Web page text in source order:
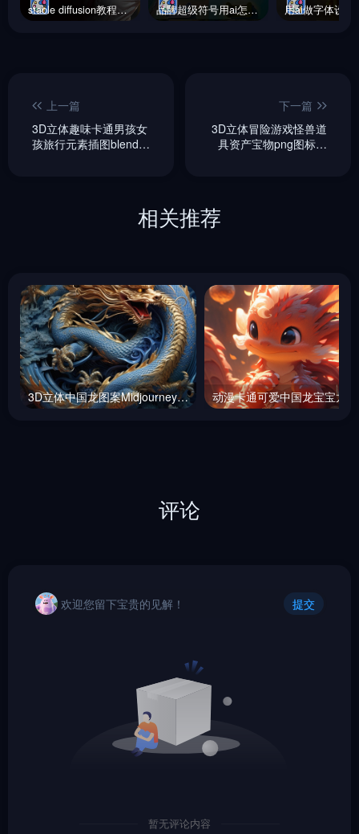
stable diffusion教程｜换衣｜换模特｜换动作｜换装｜手把手教学 品牌超级符号用ai怎么做？stable diffusion简易教学来了
上一篇
3D立体趣味卡通男孩女
孩旅行元素插图blender
下一篇
3D立体冒险游戏怪兽道
具资产宝物png图标插
相关推荐
3D立体中国龙图案Midjourney咒语
评论
欢迎您留下宝贵的见解！ 提交
暂无评论内容